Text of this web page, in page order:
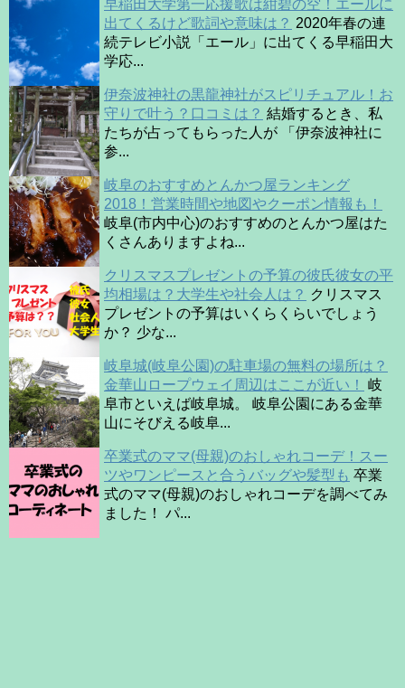
早稲田大学第一応援歌は紺碧の空！エールに
出てくるけど歌詞や意味は？ 2020年春の連
続テレビ小説「エール」に出てくる早稲田大
学応...
伊奈波神社の黒龍神社がスピリチュアル！お
守りで叶う？口コミは？ 結婚するとき、私
たちが占ってもらった人が 「伊奈波神社に
参...
岐阜のおすすめとんかつ屋ランキング
2018！営業時間や地図やクーポン情報も！
岐阜(市内中心)のおすすめのとんかつ屋はた
くさんありますよね...
クリスマスプレゼントの予算の彼氏彼女の平
均相場は？大学生や社会人は？ クリスマス
プレゼントの予算はいくらくらいでしょう
か？ 少な...
岐阜城(岐阜公園)の駐車場の無料の場所は？
金華山ロープウェイ周辺はここが近い！
岐
阜市といえば岐阜城。 岐阜公園にある金華
山にそびえる岐阜...
卒業式のママ(母親)のおしゃれコーデ！スー
ツやワンピースと合うバッグや髪型も 卒業
式のママ(母親)のおしゃれコーデを調べてみ
ました！ パ...